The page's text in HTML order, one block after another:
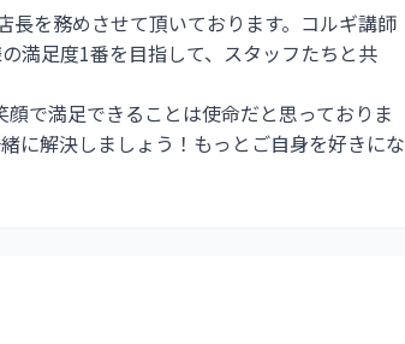
長を務めさせて頂いております。コルギ講師
満足度1番を目指して、スタッフたちと共
顔で満足できることは使命だと思っておりま
に解決しましょう！もっとご自身を好きにな